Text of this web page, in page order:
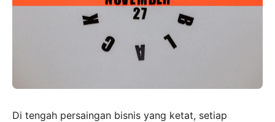
Di tengah persaingan bisnis yang ketat, setiap